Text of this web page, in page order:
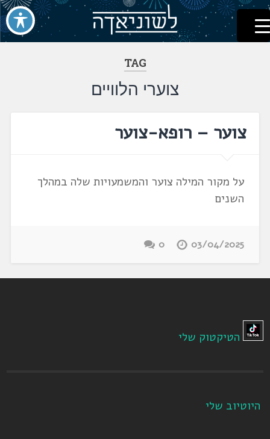
דלג
לתוכן
לשוניאדה
עברית. לשון. שפה
TAG
צוערי הלוויים
צוער – רופא-צוער
על מקור המילה צוער והמשמעויות שלה במהלך
השנים
03/04/2025
0
הטיקטוק שלי
היוטיוב שלי